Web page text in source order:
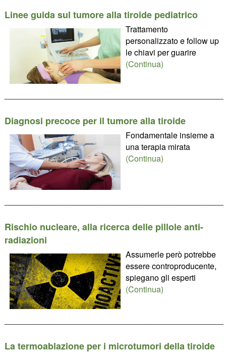
Linee guida sul tumore alla tiroide pediatrico
Trattamento
personalizzato e follow up
le chiavi per guarire
(Continua)
Diagnosi precoce per il tumore alla tiroide
Fondamentale insieme a
una terapia mirata
(Continua)
Rischio nucleare, alla ricerca delle pillole anti-
radiazioni
Assumerle però potrebbe
essere controproducente,
spiegano gli esperti
(Continua)
La termoablazione per i microtumori della tiroide